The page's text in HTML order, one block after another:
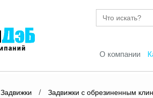
О компании
Задвижки / Задвижки с обрезиненным